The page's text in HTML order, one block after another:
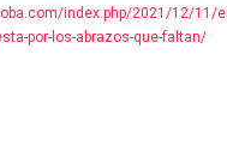
index.php/2021/12/11/
por-los-abrazos-que-faltan/